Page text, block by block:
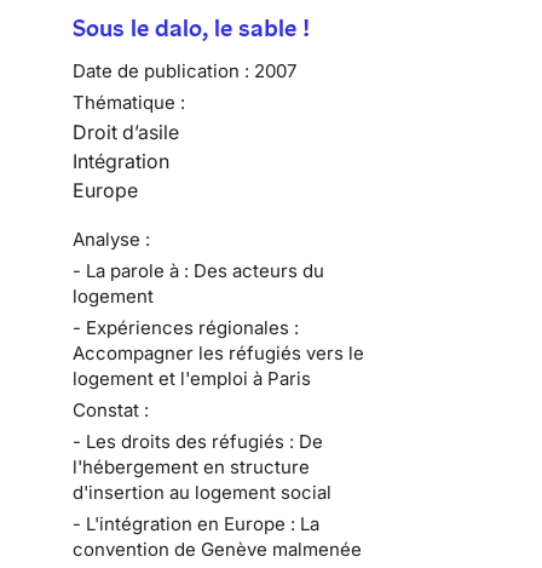
Sous le dalo, le sable !
Date de publication : 2007
Thématique :
Droit d’asile
Intégration
Europe
Analyse :
- La parole à : Des acteurs du
logement
- Expériences régionales :
Accompagner les réfugiés vers le
logement et l'emploi à Paris
Constat :
- Les droits des réfugiés : De
l'hébergement en structure
d'insertion au logement social
- L'intégration en Europe : La
convention de Genève malmenée